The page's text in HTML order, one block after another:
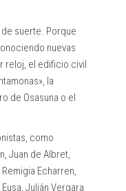
suerte. Porque
nuevas
reloj, el edificio civil
la
de Osasuna o el
como
Juan de Albret,
Echarren,
Julián Vergara